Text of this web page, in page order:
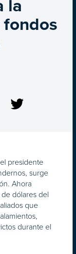
la
presidente
surge
Ahora
dólares del
que
durante el